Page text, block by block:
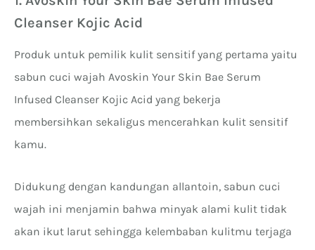
Cleanser Kojic Acid
Produk untuk pemilik kulit sensitif yang pertama yaitu
sabun cuci wajah Avoskin Your Skin Bae Serum
Infused Cleanser Kojic Acid yang bekerja
membersihkan sekaligus mencerahkan kulit sensitif
kamu.
Didukung dengan kandungan allantoin, sabun cuci
wajah ini menjamin bahwa minyak alami kulit tidak
akan ikut larut sehingga kelembaban kulitmu terjaga